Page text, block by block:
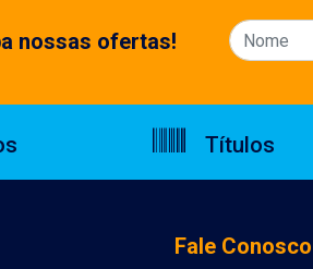
nossas ofertas!
Títulos
Fale Conosco